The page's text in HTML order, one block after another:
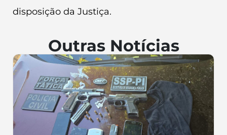
disposição da Justiça.
Outras Notícias